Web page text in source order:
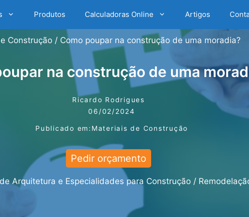
Produtos Calculadoras Online Artigos
Construção / Como poupar na construção de uma moradia?
na construção de uma
Ricardo Rodrigues
06/02/2024
Publicado em: Materiais de Construção
Pedir orçamento
Arquitetura e Especialidades para Construção /